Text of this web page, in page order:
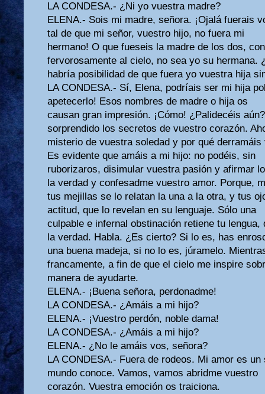
LA CONDESA.- ¿Ni yo vuestra madre?
ELENA.- Sois mi madre, señora. ¡Ojalá fuerais
tal de que mi señor, vuestro hijo, no fuera mi
hermano! O que fueseis la madre de los dos,
fervorosamente al cielo, no sea yo su hermana.
habría posibilidad de que fuera yo vuestra hija
LA CONDESA.- Sí, Elena, podríais ser mi hija
apetecerlo! Esos nombres de madre o hija os
causan gran impresión. ¡Cómo! ¿Palidecéis
sorprendido los secretos de vuestro corazón.
misterio de vuestra soledad y por qué
Es evidente que amáis a mi hijo: no podéis, sin
ruborizaros, disimular vuestra pasión y afirmar
la verdad y confesadme vuestro amor. Porque,
tus mejillas se lo relatan la una a la otra, y tus
actitud, que lo revelan en su lenguaje. Sólo una
culpable e infernal obstinación retiene tu
la verdad. Habla. ¿Es cierto? Si lo es, has
una buena madeja, si no lo es, júramelo.
francamente, a fin de que el cielo me inspire
manera de ayudarte.
ELENA.- ¡Buena señora, perdonadme!
LA CONDESA.- ¿Amáis a mi hijo?
ELENA.- ¡Vuestro perdón, noble dama!
LA CONDESA.- ¿Amáis a mi hijo?
ELENA.- ¿No le amáis vos, señora?
LA CONDESA.- Fuera de rodeos. Mi amor es
mundo conoce. Vamos, vamos abridme vuestro
corazón. Vuestra emoción os traiciona.